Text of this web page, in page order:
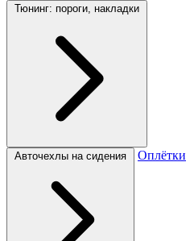
Тюнинг: пороги, накладки
Авточехлы на сидения Оплётки